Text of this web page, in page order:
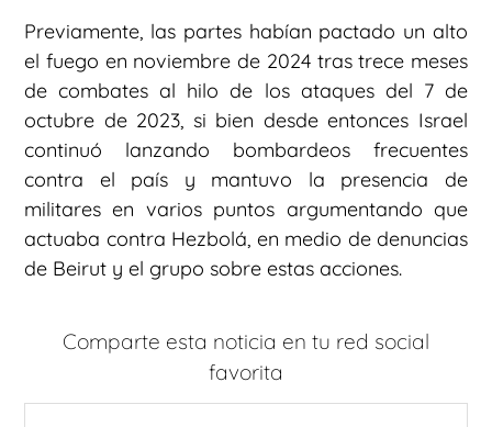
Previamente, las partes habían pactado un alto
el fuego en noviembre de 2024 tras trece meses
de combates al hilo de los ataques del 7 de
octubre de 2023, si bien desde entonces Israel
continuó lanzando bombardeos frecuentes
contra el país y mantuvo la presencia de
militares en varios puntos argumentando que
actuaba contra Hezbolá, en medio de denuncias
de Beirut y el grupo sobre estas acciones.
Comparte esta noticia en tu red social
favorita